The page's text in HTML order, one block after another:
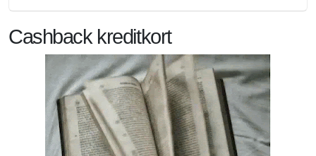
Cashback kreditkort